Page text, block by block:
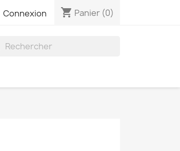
Connexion shopping_cart Panier (0)